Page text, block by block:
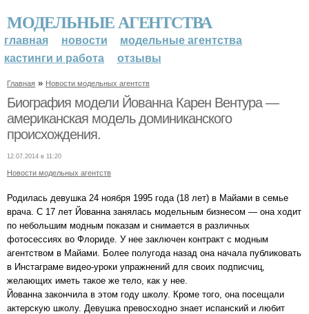
МОДЕЛЬНЫЕ АГЕНТСТВА
главная новости
модельные агентства
кастинги и работа
отзывы
Главная » Новости модельных агентств
Биография модели Йованна Карен Вентура —
американская модель доминиканского
происхождения.
12.07.2014 в 11:20
Новости модельных агентств
Родилась девушка 24 ноября 1995 года (18 лет) в Майами в семье
врача. С 17 лет Йованна занялась модельным бизнесом — она ходит
по небольшим модным показам и снимается в различных
фотосессиях во Флориде. У нее заключен контракт с модным
агентством в Майами. Более полугода назад она начала публиковать
в Инстаграме видео-уроки упражнений для своих подписчиц,
желающих иметь такое же тело, как у нее.
Йованна закончила в этом году школу. Кроме того, она посещали
актерскую школу. Девушка превосходно знает испанский и любит